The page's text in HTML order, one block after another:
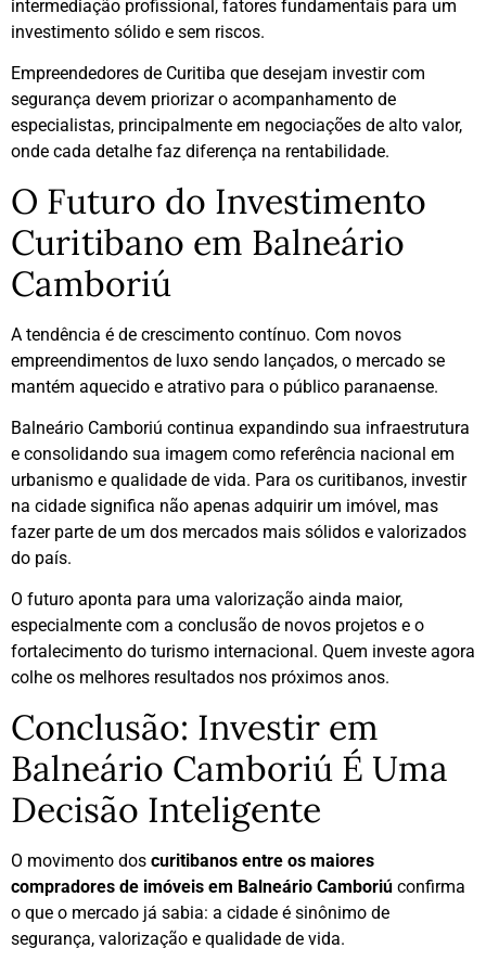
intermediação profissional, fatores fundamentais para um
investimento sólido e sem riscos.
Empreendedores de Curitiba que desejam investir com
segurança devem priorizar o acompanhamento de
especialistas, principalmente em negociações de alto valor,
onde cada detalhe faz diferença na rentabilidade.
O Futuro do Investimento
Curitibano em Balneário
Camboriú
A tendência é de crescimento contínuo. Com novos
empreendimentos de luxo sendo lançados, o mercado se
mantém aquecido e atrativo para o público paranaense.
Balneário Camboriú continua expandindo sua infraestrutura
e consolidando sua imagem como referência nacional em
urbanismo e qualidade de vida. Para os curitibanos, investir
na cidade significa não apenas adquirir um imóvel, mas
fazer parte de um dos mercados mais sólidos e valorizados
do país.
O futuro aponta para uma valorização ainda maior,
especialmente com a conclusão de novos projetos e o
fortalecimento do turismo internacional. Quem investe agora
colhe os melhores resultados nos próximos anos.
Conclusão: Investir em
Balneário Camboriú É Uma
Decisão Inteligente
O movimento dos curitibanos entre os maiores
compradores de imóveis em Balneário Camboriú confirma
o que o mercado já sabia: a cidade é sinônimo de
segurança, valorização e qualidade de vida.